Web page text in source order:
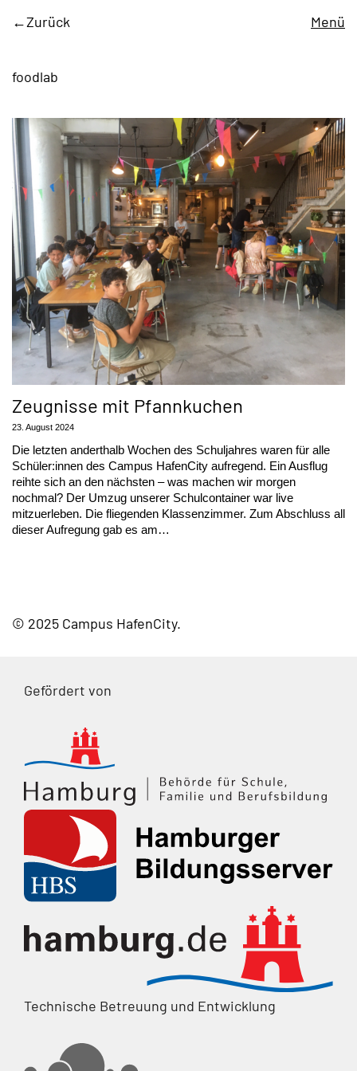
Zurück Menü
Zeugnisse mit Pfannkuchen
23. August 2024
Die letzten anderthalb Wochen des Schuljahres waren für alle
Schüler:innen des Campus HafenCity aufregend. Ein Ausflug
reihte sich an den nächsten – was machen wir morgen
nochmal? Der Umzug unserer Schulcontainer war live
mitzuerleben. Die fliegenden Klassenzimmer. Zum Abschluss all
dieser Aufregung gab es am…
© 2025 Campus HafenCity
Gefördert von
Technische Betreuung und Entwicklung